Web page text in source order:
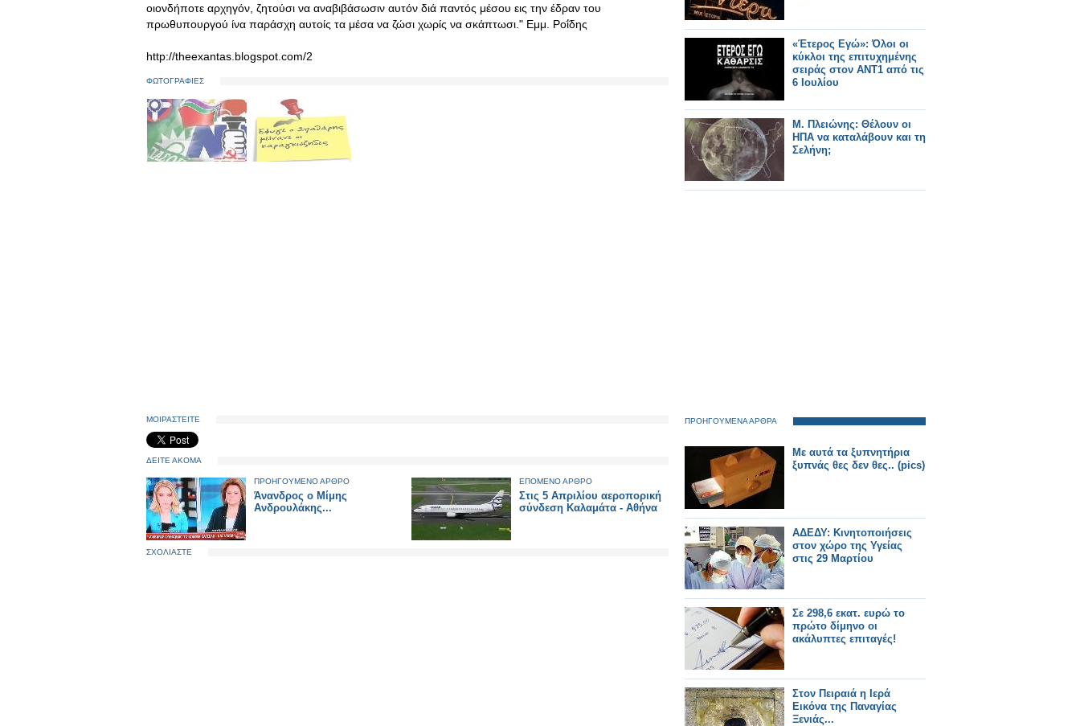
οιονδήποτε αρχηγόν, ζητούσι να αναβιβάσωσιν αυτόν διά παντός μέσου εις την έδραν του
πρωθυπουργού ίνα παράσχη αυτοίς τα μέσα να ζώσι χωρίς να σκάπτωσι." Εμμ. Ροΐδης
http://theexantas.blogspot.com/2
ΦΩΤΟΓΡΑΦΙΕΣ
ΜΟΙΡΑΣΤΕΙΤΕ
ΔΕΙΤΕ ΑΚΟΜΑ
ΠΡΟΗΓΟΥΜΕΝΟ ΑΡΘΡΟ
Άνανδρος ο Μίμης
Ανδρουλάκης...
ΕΠΟΜΕΝΟ ΑΡΘΡΟ
Στις 5 Απριλίου αεροπορική
σύνδεση Καλαμάτα - Αθήνα
ΣΧΟΛΙΑΣΤΕ
«Έτερος Εγώ»: Όλοι οι
κύκλοι της επιτυχημένης
σειράς στον ΑΝΤ1 από τις
6 Ιουλίου
Μ. Πλειώνης: Θέλουν οι
ΗΠΑ να καταλάβουν και τη
Σελήνη;
ΠΡΟΗΓΟΥΜΕΝΑ ΑΡΘΡΑ
Με αυτά τα ξυπνητήρια
ξυπνάς θες δεν θες.. (pics)
ΑΔΕΔΥ: Κινητοποιήσεις
στον χώρο της Υγείας
στις 29 Μαρτίου
Σε 298,6 εκατ. ευρώ το
πρώτο δίμηνο οι
ακάλυπτες επιταγές!
Στον Πειραιά η Ιερά
Εικόνα της Παναγίας
Ξενιάς...